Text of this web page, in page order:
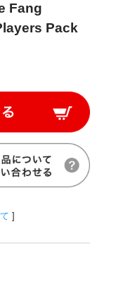
Fang
Pack
]